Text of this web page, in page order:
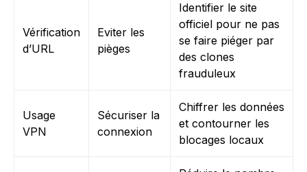
Vérification
d’URL
Eviter les
pièges
Identifier le site
officiel pour ne pas
se faire piéger par
des clones
frauduleux
Usage
VPN
Sécuriser la
connexion
Chiffrer les données
et contourner les
blocages locaux